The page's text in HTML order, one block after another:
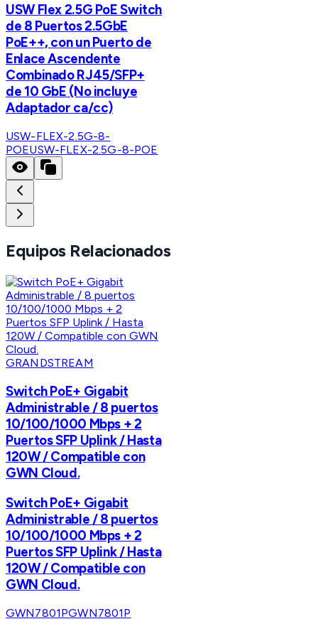
USW Flex 2.5G PoE Switch
de 8 Puertos 2.5GbE
PoE++, con un Puerto de
Enlace Ascendente
Combinado RJ45/SFP+
de 10 GbE (No incluye
Adaptador ca/cc)
USW-FLEX-2.5G-8-
POEUSW-FLEX-2.5G-8-POE
Equipos Relacionados
GRANDSTREAM
Switch PoE+ Gigabit
Administrable / 8 puertos
10/100/1000 Mbps + 2
Puertos SFP Uplink / Hasta
120W / Compatible con
GWN Cloud.
Switch PoE+ Gigabit
Administrable / 8 puertos
10/100/1000 Mbps + 2
Puertos SFP Uplink / Hasta
120W / Compatible con
GWN Cloud.
GWN7801PGWN7801P